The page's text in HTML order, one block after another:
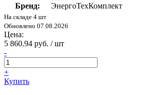
Бренд:
ЭнергоТехКомплект
На складе 4 шт
Обновлено 07.08.2026
Цена:
5 860.94 руб. / шт
-
+
Купить